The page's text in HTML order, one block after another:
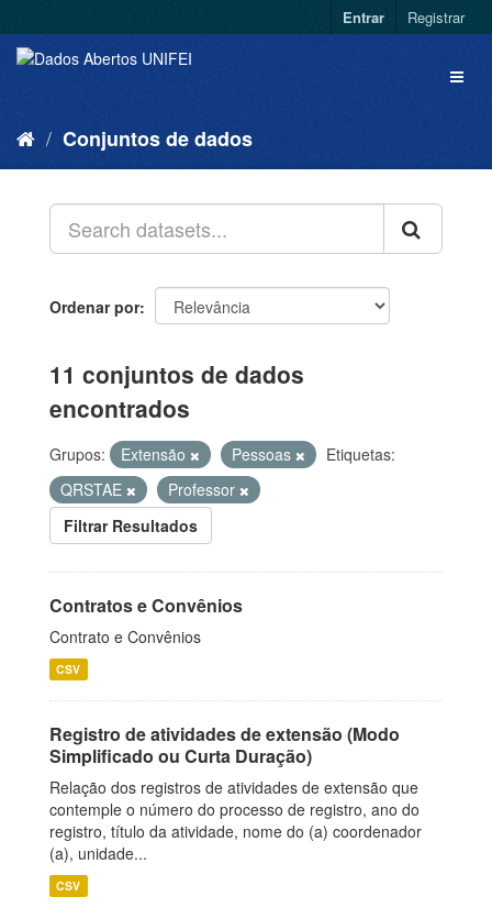
Entrar Registrar
Conjuntos de dados
Ordenar por
11 conjuntos de dados
encontrados
Grupos: Extensão Pessoas
Etiquetas:
QRSTAE
Professor
Filtrar Resultados
Contratos e Convênios
Contrato e Convênios
CSV
Registro de atividades de extensão (Modo
Simplificado ou Curta Duração)
Relação dos registros de atividades de extensão que
contemple o número do processo de registro, ano do
registro, título da atividade, nome do (a) coordenador
(a), unidade...
CSV